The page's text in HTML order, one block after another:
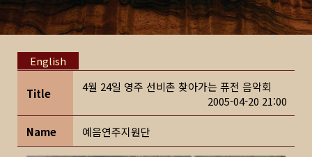
English
Title
4월 24일 영주 선비촌 찾아가는 퓨전 음악회
2005-04-20 21:00
Name 예음연주지원단